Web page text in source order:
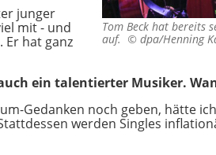
Tom Beck hat bereits
auf. © dpa/Henning
junger
mit - und
Er hat ganz
ein talentierter Musiker.
Gedanken noch geben, hätte
werden Singles